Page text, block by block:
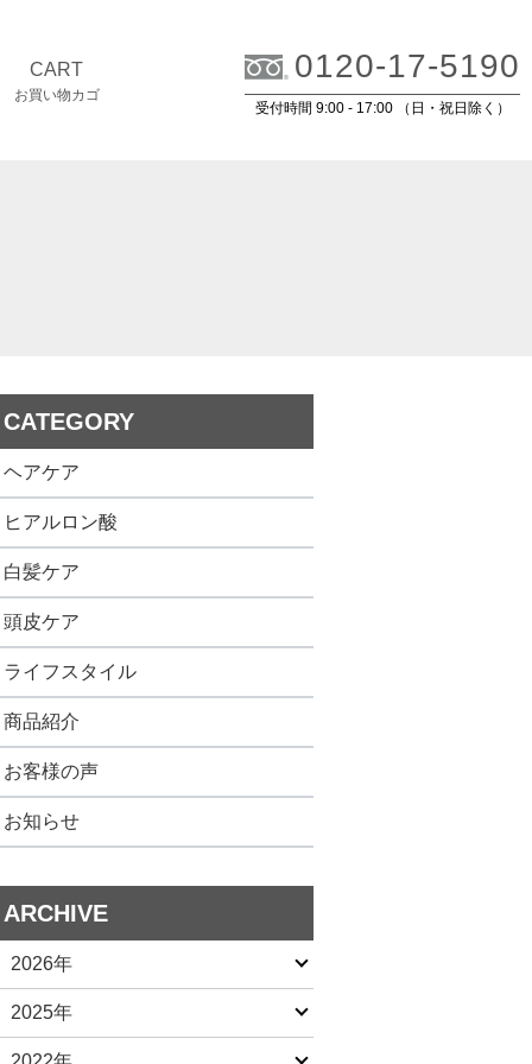
CART
お買い物カゴ
0120-17-5190
受付時間 9:00 - 17:00 （日・祝日除く）
CATEGORY
ヘアケア
ヒアルロン酸
白髪ケア
頭皮ケア
ライフスタイル
商品紹介
お客様の声
お知らせ
ARCHIVE
2026年
2025年